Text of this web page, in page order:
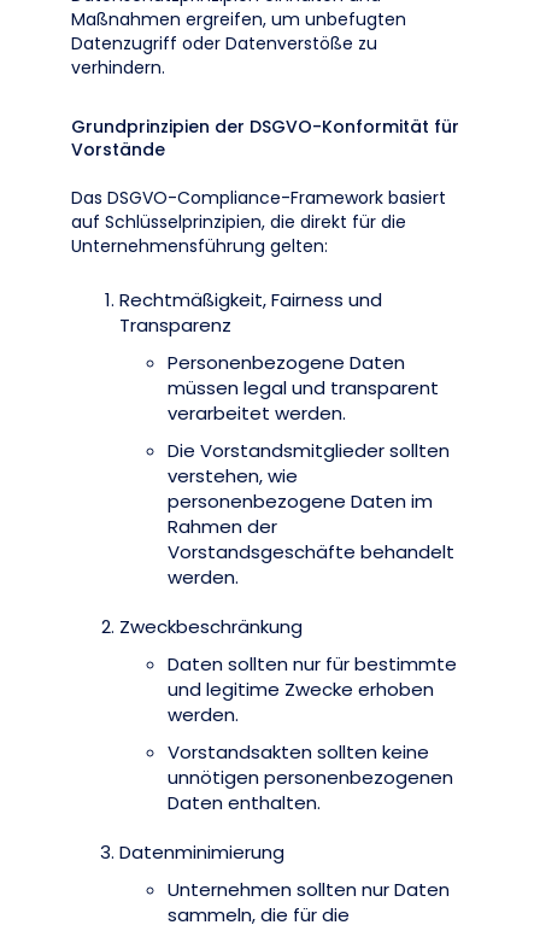
Maßnahmen ergreifen, um unbefugten
Datenzugriff oder Datenverstöße zu
verhindern.
Grundprinzipien der DSGVO-Konformität für
Vorstände
Das DSGVO-Compliance-Framework basiert
auf Schlüsselprinzipien, die direkt für die
Unternehmensführung gelten:
Rechtmäßigkeit, Fairness und
Transparenz
Personenbezogene Daten
müssen legal und transparent
verarbeitet werden.
Die Vorstandsmitglieder sollten
verstehen, wie
personenbezogene Daten im
Rahmen der
Vorstandsgeschäfte behandelt
werden.
Zweckbeschränkung
Daten sollten nur für bestimmte
und legitime Zwecke erhoben
werden.
Vorstandsakten sollten keine
unnötigen personenbezogenen
Daten enthalten.
Datenminimierung
Unternehmen sollten nur Daten
sammeln, die für die